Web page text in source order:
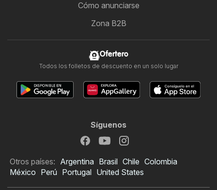
Cómo anunciarse
Zona B2B
Ofertero
Todos los folletos de descuento en un solo lugar
Síguenos
Otros países: Argentina Brasil Chile Colombia
México Perú Portugal United States